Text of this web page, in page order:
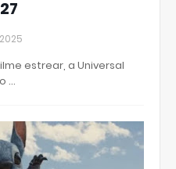
estrear, a Universal
…